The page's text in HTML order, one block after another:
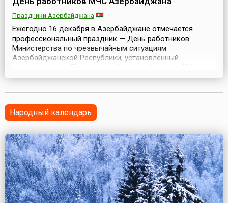
Праздники Азербайджана
Ежегодно 16 декабря в Азербайджане отмечается
профессиональный праздник — День работников
Министерства по чрезвычайным ситуациям
Азербайджанской Республики, установленный
году. Дата праздника выбрана в честь годовщины
декабря 2005 года.МЧС Азербайджана п...
Народный календарь